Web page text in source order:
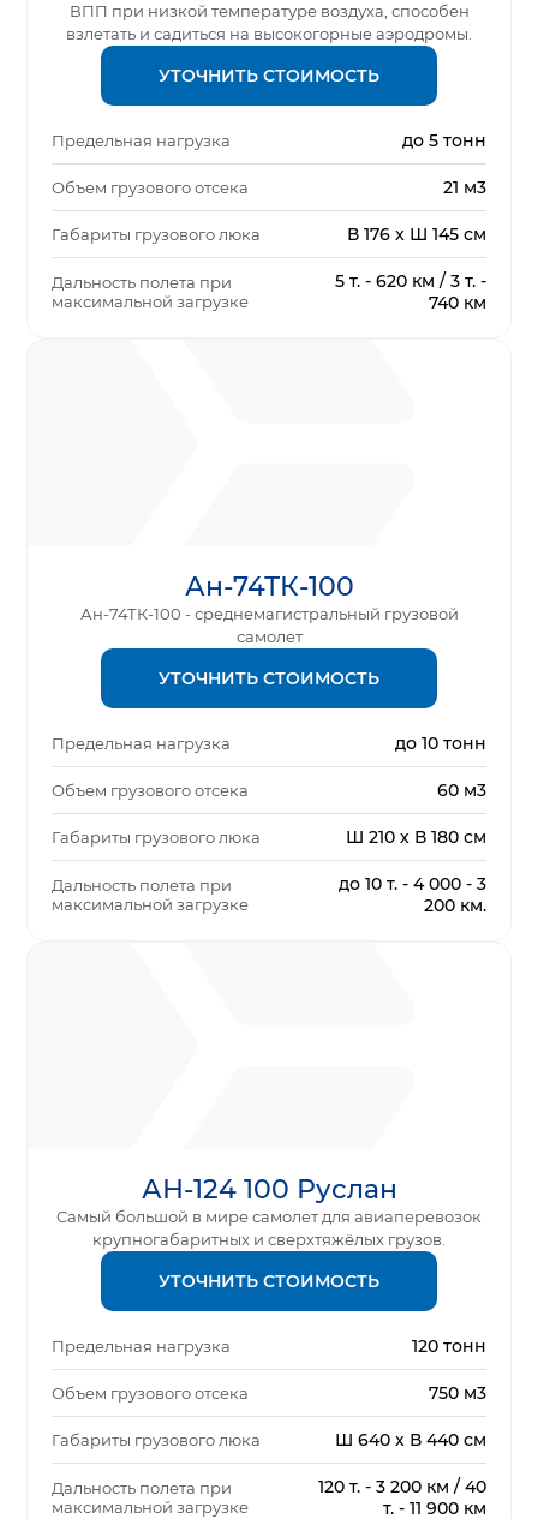
ВПП при низкой температуре воздуха, способен
взлетать и садиться на высокогорные аэродромы.
УТОЧНИТЬ СТОИМОСТЬ
Предельная нагрузка до 5 тонн
Объем грузового отсека 21 м3
Габариты грузового люка В 176 x Ш 145 см
Дальность полета при
максимальной загрузке
5 т. - 620 км / 3 т. -
740 км
Ан-74ТК-100
Ан-74ТК-100 - среднемагистральный грузовой
самолет
УТОЧНИТЬ СТОИМОСТЬ
Предельная нагрузка до 10 тонн
Объем грузового отсека 60 м3
Габариты грузового люка Ш 210 х В 180 см
Дальность полета при
максимальной загрузке
до 10 т. - 4 000 - 3
200 км.
АН-124 100 Руслан
Самый большой в мире самолет для авиаперевозок
крупногабаритных и сверхтяжёлых грузов.
УТОЧНИТЬ СТОИМОСТЬ
Предельная нагрузка 120 тонн
Объем грузового отсека 750 м3
Габариты грузового люка Ш 640 х В 440 см
Дальность полета при
максимальной загрузке
120 т. - 3 200 км / 40
т. - 11 900 км